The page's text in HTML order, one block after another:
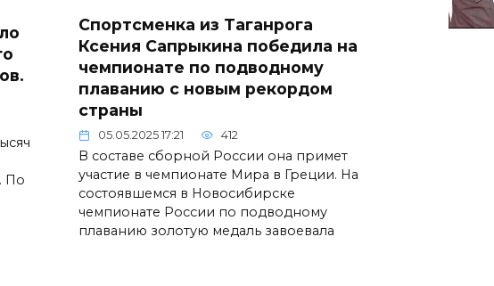
По
Спортсменка из Таганрога
Ксения Сапрыкина победила на
чемпионате по подводному
плаванию с новым рекордом
страны
05.05.2025 17:21 412
В составе сборной России она примет
участие в чемпионате Мира в Греции. На
состоявшемся в Новосибирске
чемпионате России по подводному
плаванию золотую медаль завоевала